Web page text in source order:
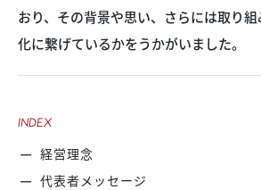
おり、その背景や思い、さらには取り
化に繋げているかをうかがいました。
INDEX
経営理念
代表者メッセージ